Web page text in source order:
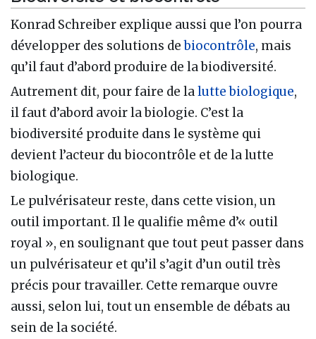
Konrad Schreiber explique aussi que l’on pourra
développer des solutions debiocontrôle, mais
qu’il faut d’abord produire de la biodiversité.
Autrement dit, pour faire de lalutte biologique,
il faut d’abord avoir la biologie. C’est la
biodiversité produite dans le système qui
devient l’acteur du biocontrôle et de la lutte
biologique.
Le pulvérisateur reste, dans cette vision, un
outil important. Il le qualifie même d’« outil
royal », en soulignant que tout peut passer dans
un pulvérisateur et qu’il s’agit d’un outil très
précis pour travailler. Cette remarque ouvre
aussi, selon lui, tout un ensemble de débats au
sein de la société.